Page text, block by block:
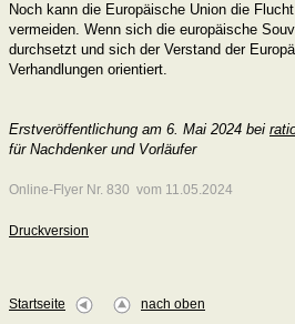
Noch kann die Europäische Union die
vermeiden. Wenn sich die europäische
durchsetzt und sich der Verstand der
Verhandlungen orientiert.
Erstveröffentlichung am 6. Mai 2024 bei
für Nachdenker und Vorläufer
Online-Flyer Nr. 830 vom 11.05.2024
Druckversion
Startseite nach oben